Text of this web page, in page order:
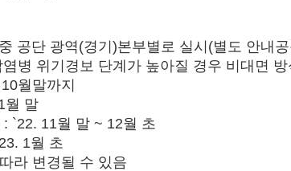
공단 광역(경기)본부별로 실시(별도 안내
위기경보 단계가 높아질 경우 비대면 방
월말까지
월 말
`22. 11월 말 ~ 12월 초
1월 초
라 변경될 수 있음